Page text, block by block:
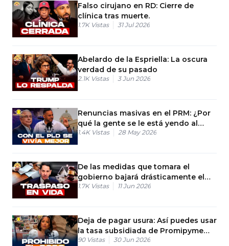
Falso cirujano en RD: Cierre de
clínica tras muerte.
1.7K Vistas 31 Jul 2026
Abelardo de la Espriella: La oscura
verdad de su pasado
2.1K Vistas 3 Jun 2026
Renuncias masivas en el PRM: ¿Por
qué la gente se le está yendo al
Gobierno?
1.4K Vistas 28 May 2026
De las medidas que tomara el
gobierno bajará drásticamente el
impuesto a herencia de 25% al 3%
1.7K Vistas 11 Jun 2026
Deja de pagar usura: Así puedes usar
la tasa subsidiada de Promipyme
hoy
90 Vistas 30 Jun 2026